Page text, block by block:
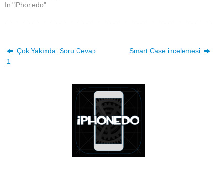
In "iPhonedo"
Çok Yakında: Soru Cevap
1
Smart Case incelemesi